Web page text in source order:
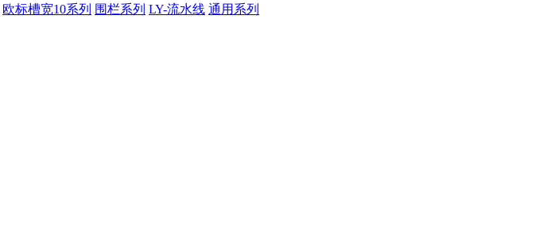
欧标槽宽10系列 围栏系列 LY-流水线 通用系列